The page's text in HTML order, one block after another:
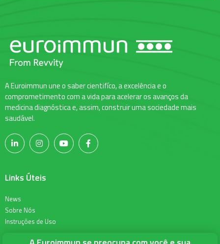
A Euroimmun une o saber cientifíco, a excelência e o
comprometimento com a vida para acelerar os avanços da
medicina diagnóstica e, assim, construir uma sociedade mais
saudável.
Links Úteis
News
Sobre Nós
Instruções de Uso